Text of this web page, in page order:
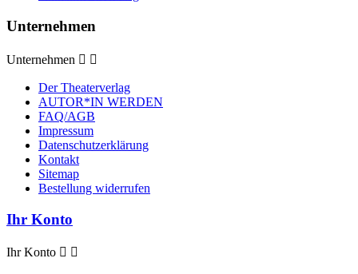
Unternehmen
Unternehmen  
Der Theaterverlag
AUTOR*IN WERDEN
FAQ/AGB
Impressum
Datenschutzerklärung
Kontakt
Sitemap
Bestellung widerrufen
Ihr Konto
Ihr Konto  